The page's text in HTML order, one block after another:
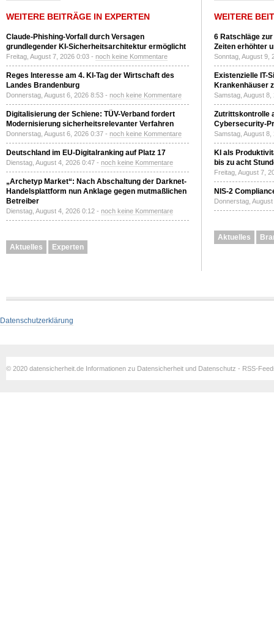
WEITERE BEITRÄGE IN EXPERTEN
Claude-Phishing-Vorfall durch Versagen
grundlegender KI-Sicherheitsarchitektur ermöglicht
Freitag, August 7, 2026 0:03 - noch keine Kommentare
Reges Interesse am 4. KI-Tag der Wirtschaft des
Landes Brandenburg
Donnerstag, August 6, 2026 8:53 - noch keine Kommentare
Digitalisierung der Schiene: TÜV-Verband fordert
Modernisierung sicherheitsrelevanter Verfahren
Donnerstag, August 6, 2026 0:37 - noch keine Kommentare
Deutschland im EU-Digitalranking auf Platz 17
Dienstag, August 4, 2026 0:47 - noch keine Kommentare
„Archetyp Market“: Nach Abschaltung der Darknet-
Handelsplattform nun Anklage gegen mutmaßlichen
Betreiber
Dienstag, August 4, 2026 0:12 - noch keine Kommentare
Aktuelles Experten
WEITERE
6 Ratschläge
Zeiten erhöhter
Sonntag, August 9,
Existenzielle IT-
Krankenhäuser
Samstag, August
Zutrittskontrolle
Cybersecurity-
Samstag, August
KI als
bis zu acht
Freitag, August 7,
NIS-2
Donnerstag,
Aktuelles
Datenschutzerklärung
© 2020 datensicherheit.de Informationen zu Datensicherheit und Datenschutz - RSS-